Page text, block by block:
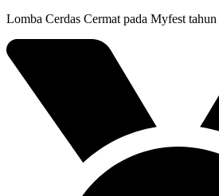
Lomba Cerdas Cermat pada Myfest